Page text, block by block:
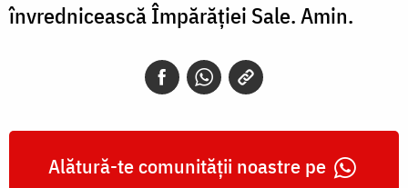
învrednicească Împărăţiei Sale. Amin.
Alătură-te comunității noastre pe